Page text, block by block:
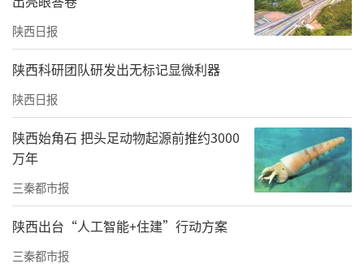
据悉，该超级工厂专注于镍基合金等高端合金
材料生产，其产品将广泛应用于航空航天、核
电、深海等国家战略领域，为国产大飞机发动
机、核电站核燃料棒等关键部件提供核心材料
支撑，有力推动我国先进制造业“塔尖材
料”供应链瓶颈的突破。作为项目锻造环节的
核心装备，百润重工提供的5000吨快锻机组，
搭配配套操作机、装出料机等设备，可高效完
成高温合金材料精密锻造，为高端合金产品的
陕西日报
陕西科研团队研发出无标记显微利器
陕西日报
陕西始角石 把头足动物起源前推约3000
万年
三秦都市报
陕西出台“人工智能+住建”行动方案
三秦都市报